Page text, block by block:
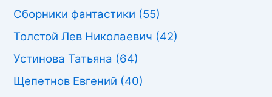
Сборники фантастики (55)
Толстой Лев Николаевич (42)
Устинова Татьяна (64)
Щепетнов Евгений (40)